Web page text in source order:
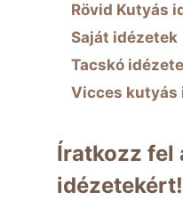
Rövid Kutyás
Saját idézetek
Tacskó
Vicces kutyás
Íratkozz fel
idézetekért!